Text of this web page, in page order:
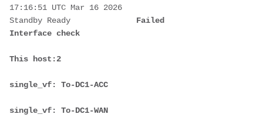
17:16:51 UTC Mar 16 2026
Standby Ready Failed
Interface check
This host:2
single_vf: To-DC1-ACC
single_vf: To-DC1-WAN